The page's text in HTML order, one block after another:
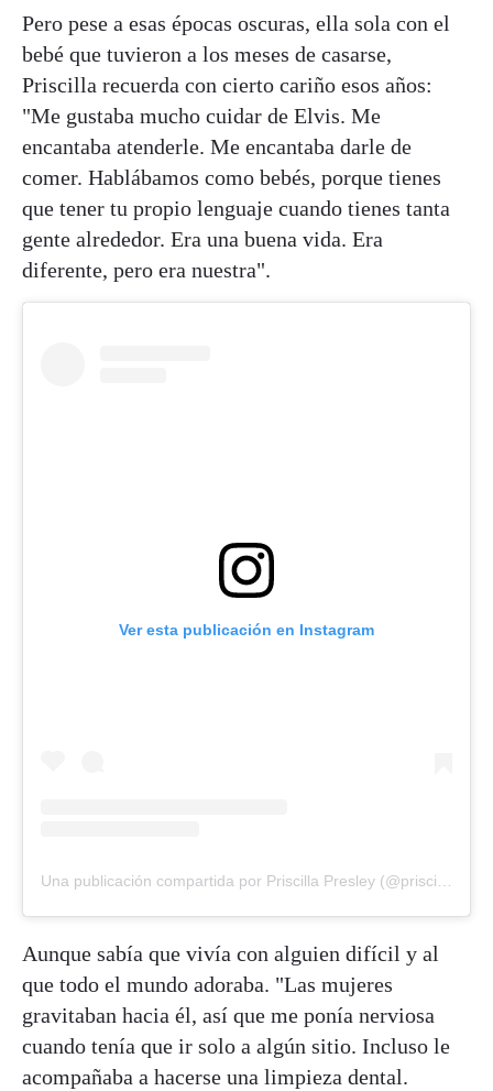
Pero pese a esas épocas oscuras, ella sola con el
bebé que tuvieron a los meses de casarse,
Priscilla recuerda con cierto cariño esos años:
"Me gustaba mucho cuidar de Elvis. Me
encantaba atenderle. Me encantaba darle de
comer. Hablábamos como bebés, porque tienes
que tener tu propio lenguaje cuando tienes tanta
gente alrededor. Era una buena vida. Era
diferente, pero era nuestra".
Ver esta publicación en Instagram
Una publicación compartida por Priscilla Presley (@priscillapresley)
Aunque sabía que vivía con alguien difícil y al
que todo el mundo adoraba. "Las mujeres
gravitaban hacia él, así que me ponía nerviosa
cuando tenía que ir solo a algún sitio. Incluso le
acompañaba a hacerse una limpieza dental.